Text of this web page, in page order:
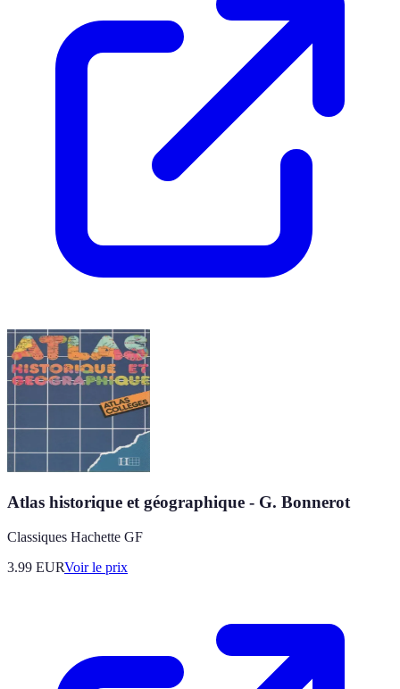
Atlas historique et géographique - G. Bonnerot
Classiques Hachette GF
3.99 EURVoir le prix